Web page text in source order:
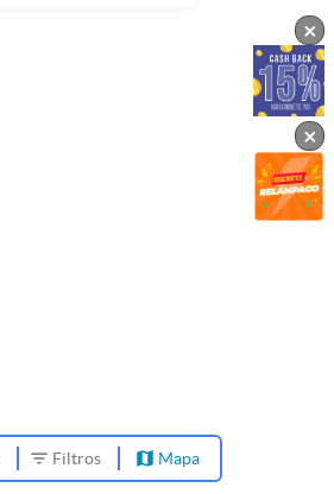
Filtros Mapa
×
×